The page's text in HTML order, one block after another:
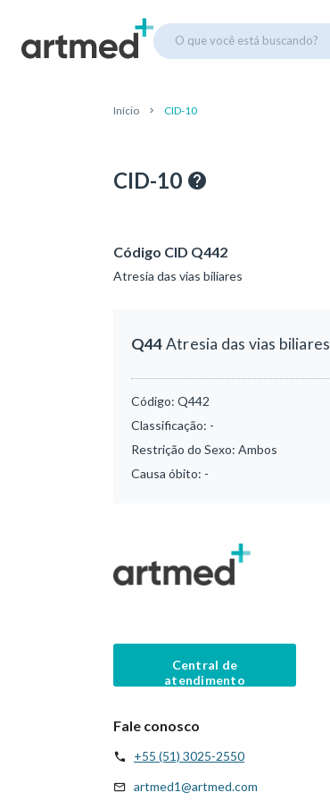
O que você está buscando?
Início CID-10
CID-10
Código CID Q442
Atresia das vias biliares
Q44Atresia das vias biliares
Código: Q442
Classificação: -
Restrição do Sexo: Ambos
Causa óbito: -
Central de
atendimento
Fale conosco
+55 (51) 3025-2550
artmed1@artmed.com